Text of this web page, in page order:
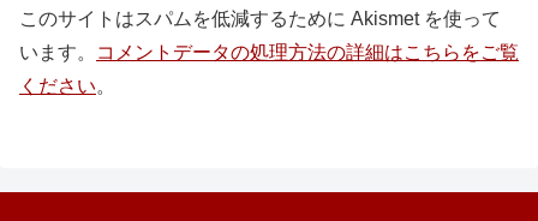
このサイトはスパムを低減するために Akismet を使って
います。
コメントデータの処理方法の詳細はこちらをご覧
ください。